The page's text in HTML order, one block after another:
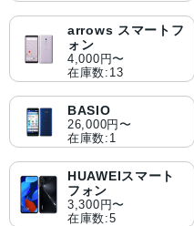
arrows スマートフ
ォン
4,000円〜
在庫数:13
BASIO
26,000円〜
在庫数:1
HUAWEIスマート
フォン
3,300円〜
在庫数:5